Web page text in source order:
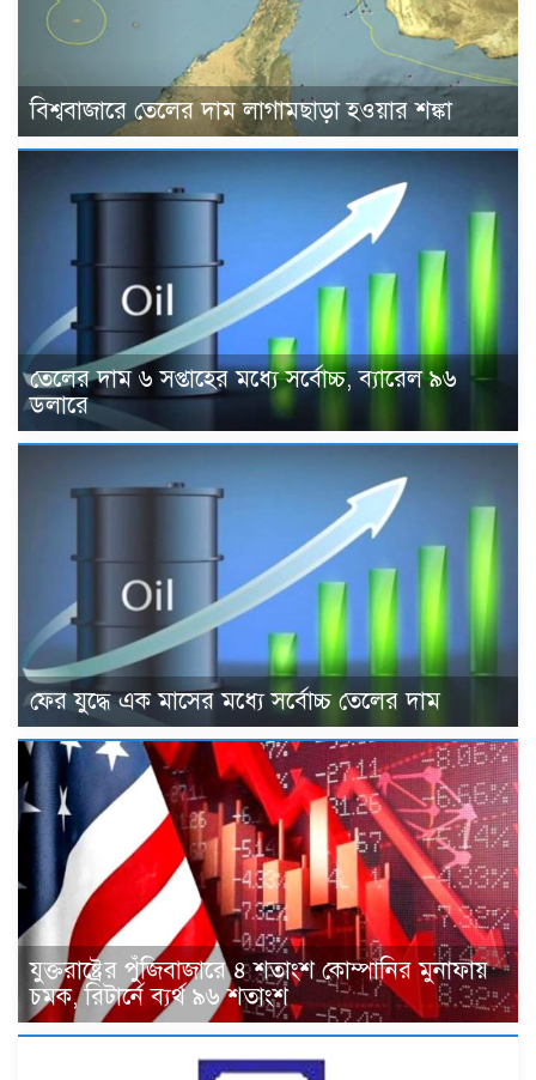
বিশ্ববাজারে তেলের দাম লাগামছাড়া হওয়ার শঙ্কা
তেলের দাম ৬ সপ্তাহের মধ্যে সর্বোচ্চ, ব্যারেল ৯৬
ডলারে
ফের যুদ্ধে এক মাসের মধ্যে সর্বোচ্চ তেলের দাম
যুক্তরাষ্ট্রের পুঁজিবাজারে ৪ শতাংশ কোম্পানির মুনাফায়
চমক, রিটার্নে ব্যর্থ ৯৬ শতাংশ